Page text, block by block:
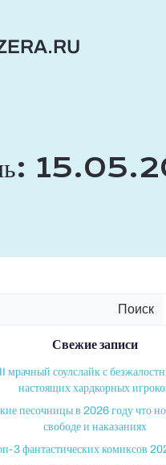
Поиск
Свежие записи
мрачный соулслайк с
настоящих хардкорных
песочницы в 2026 году что
свободе и наказаниях
3 фантастических комиксов